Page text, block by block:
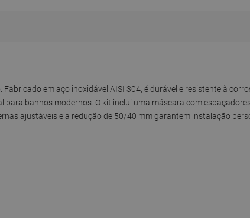
em aço inoxidável AISI 304, é durável e resistente à
banhos modernos. O kit inclui uma máscara com
ajustáveis e a redução de 50/40 mm garantem instalação